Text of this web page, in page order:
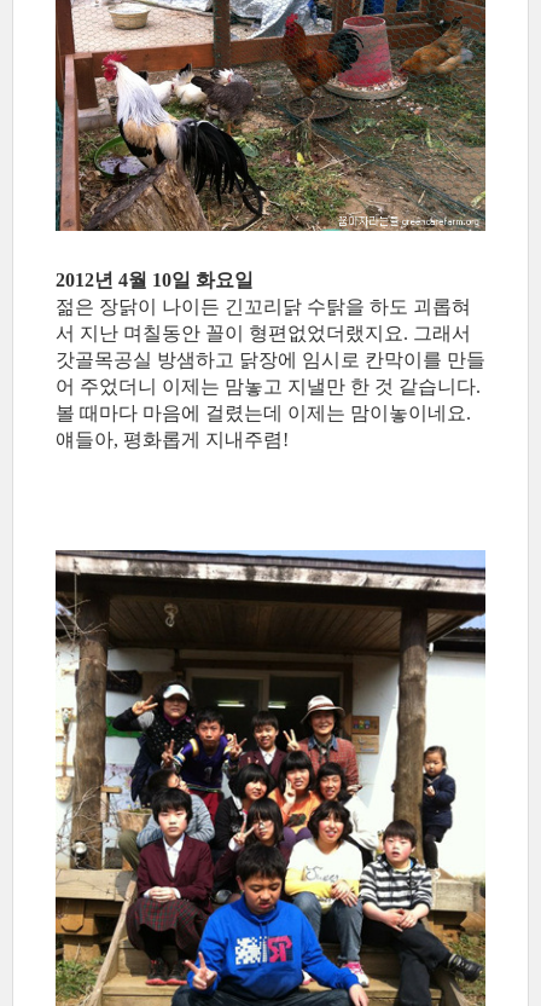
2012년 4월 10일 화요일
젊은 장닭이 나이든 긴꼬리닭 수탉을 하도 괴롭혀
서 지난 며칠동안 꼴이 형편없었더랬지요. 그래서
갓골목공실 방샘하고 닭장에 임시로 칸막이를 만들
어 주었더니 이제는 맘놓고 지낼만 한 것 같습니다.
볼 때마다 마음에 걸렸는데 이제는 맘이놓이네요.
얘들아, 평화롭게 지내주렴!